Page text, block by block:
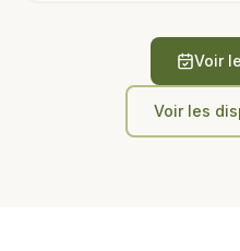
Voir
Voir les